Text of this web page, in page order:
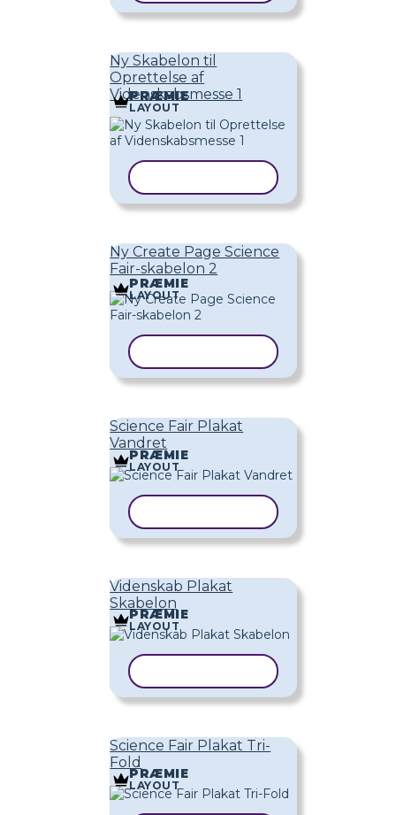
Ny Skabelon til
Oprettelse af
Videnskabsmesse 1
PRÆMIE
LAYOUT
Ny Create Page Science
Fair-skabelon 2
PRÆMIE
LAYOUT
Science Fair Plakat
Vandret
PRÆMIE
LAYOUT
Videnskab Plakat
Skabelon
PRÆMIE
LAYOUT
Science Fair Plakat Tri-
Fold
PRÆMIE
LAYOUT